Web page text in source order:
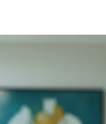
クションボタンと他のスマ
のアクションボタンなら